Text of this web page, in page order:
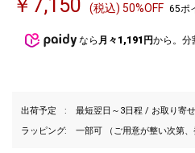
￥7,150 (税込) 50%OFF 65ポ
なら 月々1,191円から。分
出荷予定
最短翌日～3日程 / お取り寄
ラッピング
一部可 （ご用意が整い次第、